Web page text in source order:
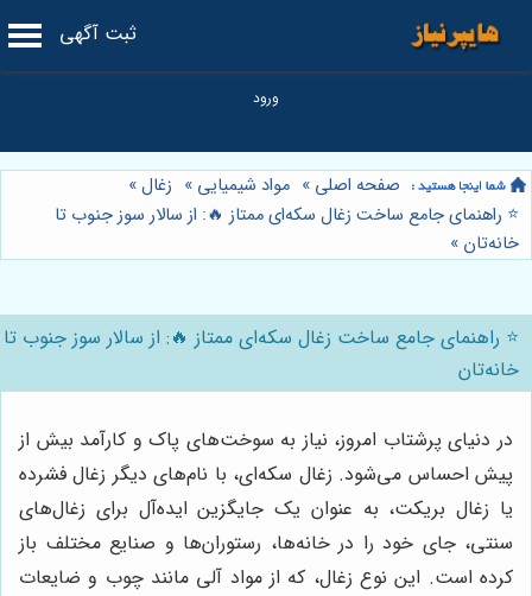
ثبت آگهی
صفحه اصلی » مواد شیمیایی » زغال»
⭐️ راهنمای جامع ساخت زغال سکه‌ای ممتاز 🔥: از سالار سوز جنوب تا
خانه‌تان »
⭐️ راهنمای جامع ساخت زغال سکه‌ای ممتاز 🔥: از سالار سوز جنوب تا
خانه‌تان
در دنیای پرشتاب امروز، نیاز به سوخت‌های پاک و کارآمد بیش از
پیش احساس می‌شود. زغال سکه‌ای، با نام‌های دیگر زغال فشرده
یا زغال بریکت، به عنوان یک جایگزین ایده‌آل برای زغال‌های
سنتی، جای خود را در خانه‌ها، رستوران‌ها و صنایع مختلف باز
کرده است. این نوع زغال، که از مواد آلی مانند چوب و ضایعات